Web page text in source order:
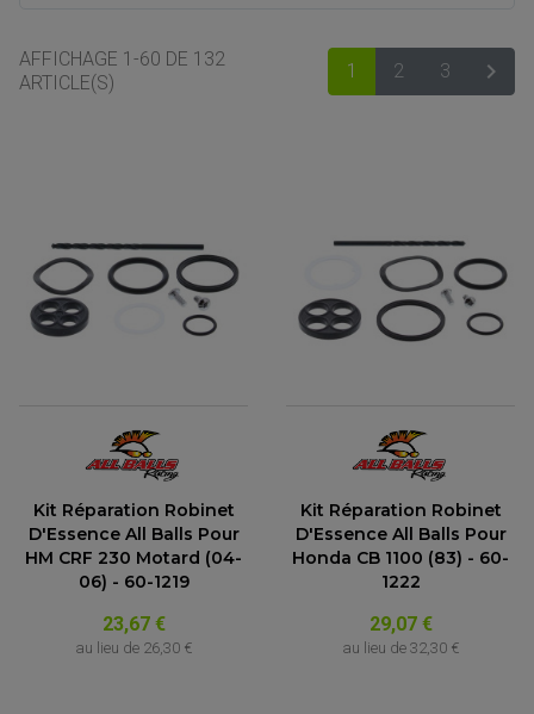
ACCESSOIRES MOTO
CLIGNOTANT ADAPTABLE, UNIVERSEL
EMBOUT DE GUIDON
EQUIPEMENT VINTAGE
NOS MARQUES
AFFICHAGE 1-60 DE 132
ARTICLE(S)
1 2 3 
Kit Réparation Robinet
D'Essence All Balls Pour
HM CRF 230 Motard (04-
06) - 60-1219
23,67 €
au lieu de 26,30 €
Kit Réparation Robinet
D'Essence All Balls Pour
Honda CB 1100 (83) - 60-
1222
29,07 €
au lieu de 32,30 €